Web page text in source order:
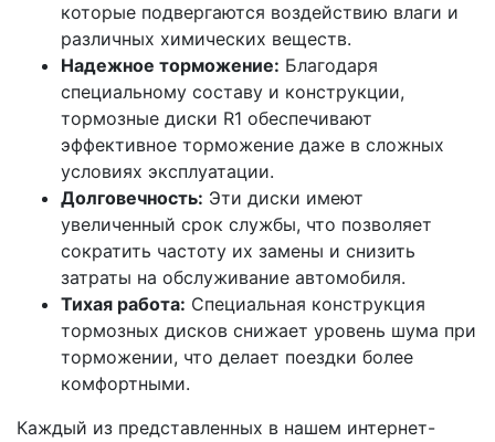
которые подвергаются воздействию влаги и
различных химических веществ.
Надежное торможение: Благодаря
специальному составу и конструкции,
тормозные диски R1 обеспечивают
эффективное торможение даже в сложных
условиях эксплуатации.
Долговечность: Эти диски имеют
увеличенный срок службы, что позволяет
сократить частоту их замены и снизить
затраты на обслуживание автомобиля.
Тихая работа: Специальная конструкция
тормозных дисков снижает уровень шума при
торможении, что делает поездки более
комфортными.
Каждый из представленных в нашем интернет-